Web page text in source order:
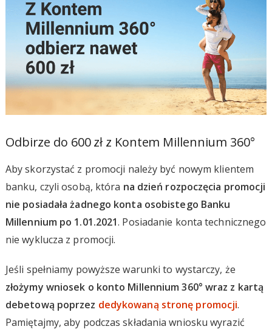
Odbirze do 600 zł z Kontem Millennium 360°
Aby skorzystać z promocji należy być nowym klientem
banku, czyli osobą, która na dzień rozpoczęcia promocji
nie posiadała żadnego konta osobistego Banku
Millennium po 1.01.2021. Posiadanie konta technicznego
nie wyklucza z promocji.
Jeśli spełniamy powyższe warunki to wystarczy, że
złożymy wniosek o konto Millennium 360° wraz z kartą
debetową poprzez dedykowaną stronę promocji.
Pamiętajmy, aby podczas składania wniosku wyrazić